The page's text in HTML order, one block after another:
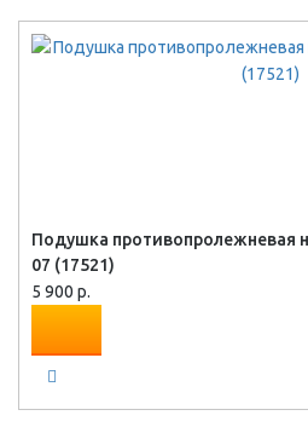
Подушка противопролежневая
07 (17521)
5 900 р.